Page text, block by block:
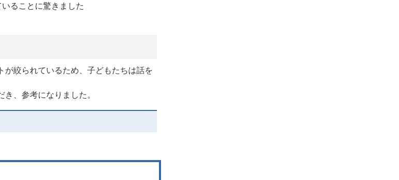
ることに驚きました
が絞られているため、子どもたちは話を
、参考になりました。